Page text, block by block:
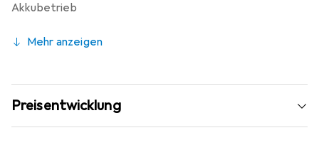
Akkubetrieb
Mehr anzeigen
Preisentwicklung